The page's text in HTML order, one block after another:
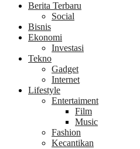
Berita Terbaru
Social
Bisnis
Ekonomi
Investasi
Tekno
Gadget
Internet
Lifestyle
Entertaiment
Film
Music
Fashion
Kecantikan